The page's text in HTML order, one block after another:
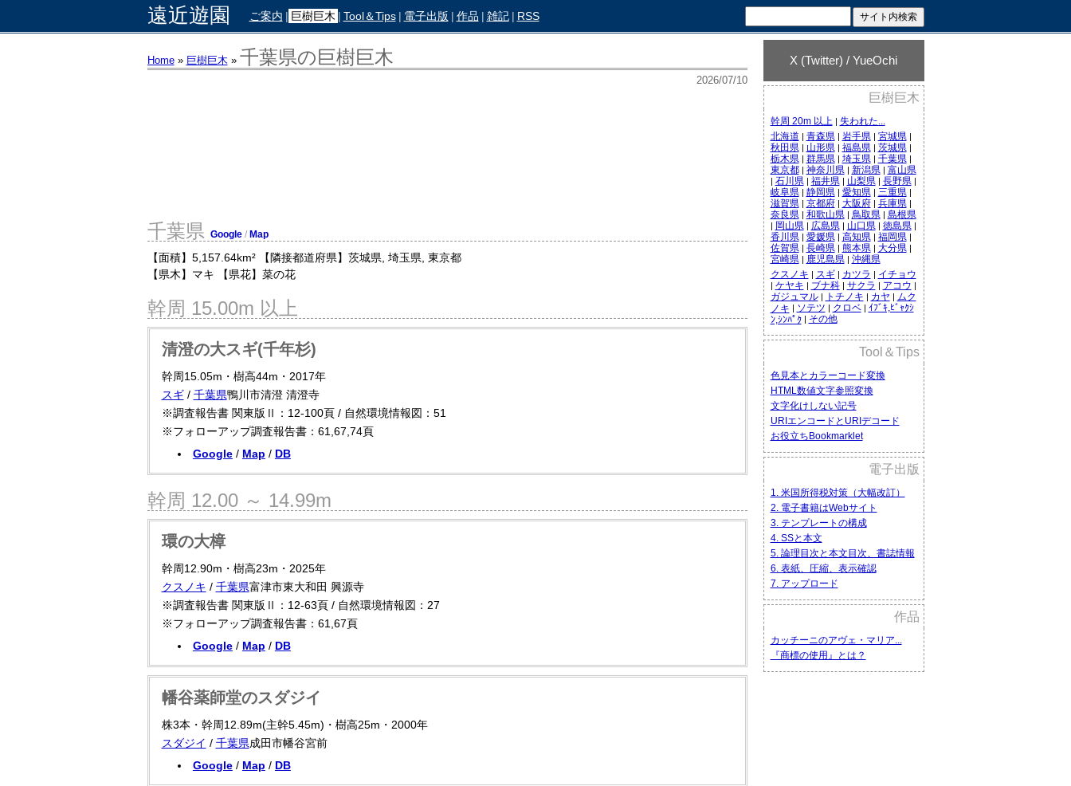
遠近遊園 ご案内 | 巨樹巨木 | Tool＆Tips | 電子出版 | 作品 | 雑記 | RSS
X (Twitter) / YueOchi
巨樹巨木
幹周 20m 以上 | 失われた...
北海道 | 青森県 | 岩手県 | 宮城県 |
秋田県 | 山形県 | 福島県 | 茨城県 |
栃木県 | 群馬県 | 埼玉県 | 千葉県 |
東京都| 神奈川県 | 新潟県 | 富山県
| 石川県 | 福井県 | 山梨県 | 長野県 |
岐阜県 | 静岡県 | 愛知県 | 三重県 |
滋賀県 | 京都府| 大阪府| 兵庫県 |
奈良県 | 和歌山県 | 鳥取県 | 島根県
| 岡山県 | 広島県 | 山口県 | 徳島県 |
香川県 | 愛媛県 | 高知県 | 福岡県 |
佐賀県 | 長崎県 | 熊本県 | 大分県 |
宮崎県 | 鹿児島県 | 沖縄県
クスノキ | スギ| カツラ | イチョウ
| ケヤキ | ブナ科| サクラ | アコウ |
ガジュマル| トチノキ | カヤ | ムク
ノキ | ソテツ | クロベ| ｲﾌﾞｷ,ﾋﾞｬｸｼ
ﾝ,ｼﾝﾊﾟｸ| その他
Tool＆Tips
色見本とカラーコード変換
HTML数値文字参照変換
文字化けしない記号
URIエンコードとURIデコード
お役立ちBookmarklet
電子出版
1. 米国所得税対策（大幅改訂）
2. 電子書籍はWebサイト
3. テンプレートの構成
4. SSと本文
5. 論理目次と本文目次、書誌情報
6. 表紙、圧縮、表示確認
7. アップロード
作品
カッチーニのアヴェ・マリア...
『商標の使用』とは？
Home» 巨樹巨木 » 千葉県の巨樹巨木
2026/07/10
千葉県 Google/ Map
【面積】5,157.64km² 【隣接都道府県】茨城県, 埼玉県, 東京都
【県木】マキ 【県花】菜の花
幹周 15.00m 以上
清澄の大スギ(千年杉)
幹周15.05m・樹高44m・2017年
スギ/ 千葉県鴨川市清澄 清澄寺
※調査報告書 関東版Ⅱ：12-100頁 / 自然環境情報図：51
※フォローアップ調査報告書：61,67,74頁
Google/ Map / DB
幹周 12.00 ～ 14.99m
環の大樟
幹周12.90m・樹高23m・2025年
クスノキ / 千葉県富津市東大和田 興源寺
※調査報告書 関東版Ⅱ：12-63頁 / 自然環境情報図：27
※フォローアップ調査報告書：61,67頁
Google/ Map / DB
幡谷薬師堂のスダジイ
株3本・幹周12.89m(主幹5.45m)・樹高25m・2000年
スダジイ / 千葉県成田市幡谷宮前
Google/ Map / DB